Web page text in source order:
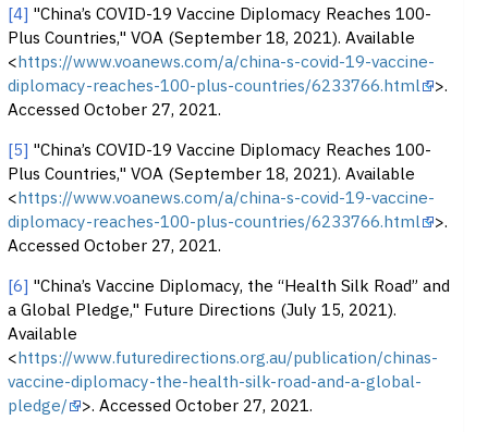
[4] "China’s COVID-19 Vaccine Diplomacy Reaches 100-
Plus Countries," VOA (September 18, 2021). Available
<https://www.voanews.com/a/china-s-covid-19-vaccine-
diplomacy-reaches-100-plus-countries/6233766.html >.
Accessed October 27, 2021.
[5] "China’s COVID-19 Vaccine Diplomacy Reaches 100-
Plus Countries," VOA (September 18, 2021). Available
<https://www.voanews.com/a/china-s-covid-19-vaccine-
diplomacy-reaches-100-plus-countries/6233766.html >.
Accessed October 27, 2021.
[6] "China’s Vaccine Diplomacy, the “Health Silk Road” and
a Global Pledge," Future Directions (July 15, 2021).
Available
<https://www.futuredirections.org.au/publication/chinas-
vaccine-diplomacy-the-health-silk-road-and-a-global-
pledge/ >. Accessed October 27, 2021.